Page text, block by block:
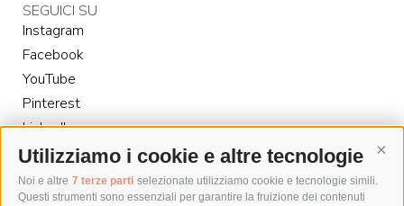
Utilizziamo i cookie e altre tecnologie
Noi e altre 7 terze parti selezionate utilizziamo cookie e tecnologie simili.
Questi strumenti sono essenziali per garantire la fruizione dei contenuti
SEGUICI SU
Instagram
Facebook
YouTube
Pinterest
LinkedIn